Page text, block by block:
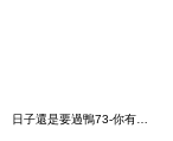
日子還是要過鴨73-你有看到我的鼻子嗎？